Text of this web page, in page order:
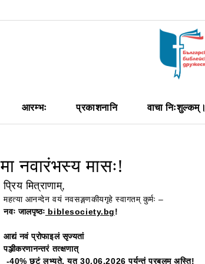
आरम्भः प्रकाशनानि वाचा निःशुल्कम्।
मा नवारंभस्य मासः!
प्रिय मित्राणाम्,
महत्या आनन्देन वयं नवसङ्गणकीयगृहे स्वागतम् कुर्मः –
नवः जालपृष्ठः biblesociety.bg!
आद्यं नवं प्रोफाइलं सृज्यतां
पञ्जीकरणानन्तरं तत्क्षणात्
-40% छूटं लभ्यते, यत् 30.06.2026 पर्यन्तं प्रबलम् अस्ति!